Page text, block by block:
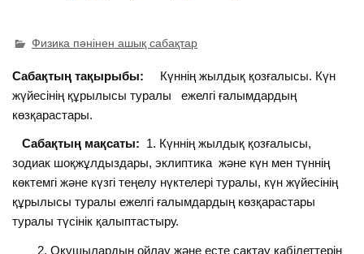
Физика пәнінен ашық сабақтар
Сабақтың тақырыбы: Күннің жылдық қозғалысы. Күн
жүйесінің құрылысы туралы ежелгі ғалымдардың
көзқарастары.
Сабақтың мақсаты: 1. Күннің жылдық қозғалысы,
зодиак шоқжұлдыздары, эклиптика және күн мен түннің
көктемгі және күзгі теңелу нүктелері туралы, күн жүйесінің
құрылысы туралы ежелгі ғалымдардың көзқарастары
туралы түсінік қалыптастыру.
Оқушылардың ойлау және есте сақтау қабілеттерін